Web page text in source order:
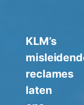
KLM’s
reclames
laten